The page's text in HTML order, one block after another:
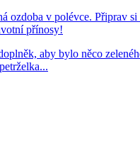
ozdoba v polévce. Připrav si
přínosy!
aby bylo něco